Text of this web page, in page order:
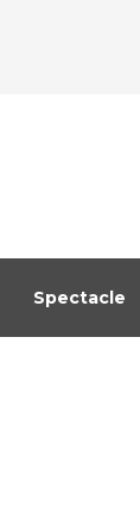
Spectacle